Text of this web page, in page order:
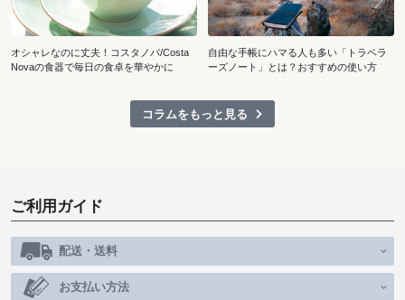
オシャレなのに丈夫！コスタノバ/Costa
Novaの食器で毎日の食卓を華やかに
自由な手帳にハマる人も多い「トラベラ
ーズノート」とは？おすすめの使い方
コラムをもっと見る
ご利用ガイド
配送・送料
お支払い方法